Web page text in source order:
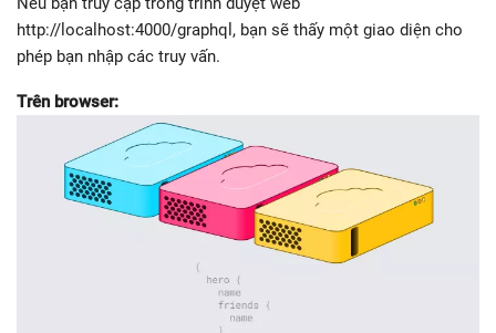
http://localhost:4000/graphql, bạn sẽ thấy một giao diện cho
phép bạn nhập các truy vấn.
Trên browser: